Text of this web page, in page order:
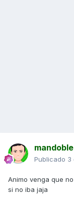
mandoble
Publicado 3
Animo venga que
si no iba jaja